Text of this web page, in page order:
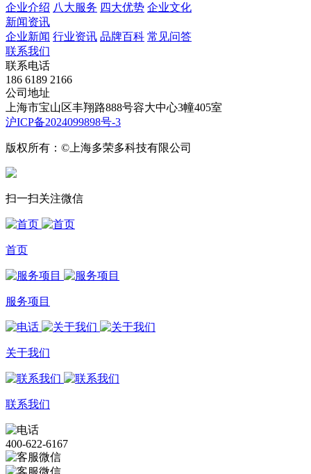
企业介绍 八大服务 四大优势 企业文化
新闻资讯
企业新闻 行业资讯 品牌百科 常见问答
联系我们
联系电话
186 6189 2166
公司地址
上海市宝山区丰翔路888号容大中心3幢405室
沪ICP备2024099898号-3
版权所有：©上海多荣多科技有限公司
扫一扫关注微信
首页
服务项目
关于我们
联系我们
400-622-6167